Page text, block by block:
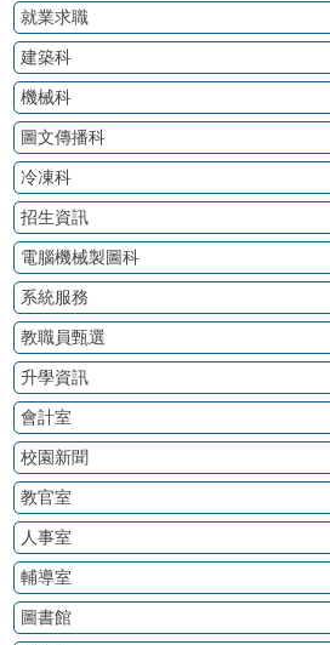
就業求職
建築科
機械科
圖文傳播科
冷凍科
招生資訊
電腦機械製圖科
系統服務
教職員甄選
升學資訊
會計室
校園新聞
教官室
人事室
輔導室
圖書館